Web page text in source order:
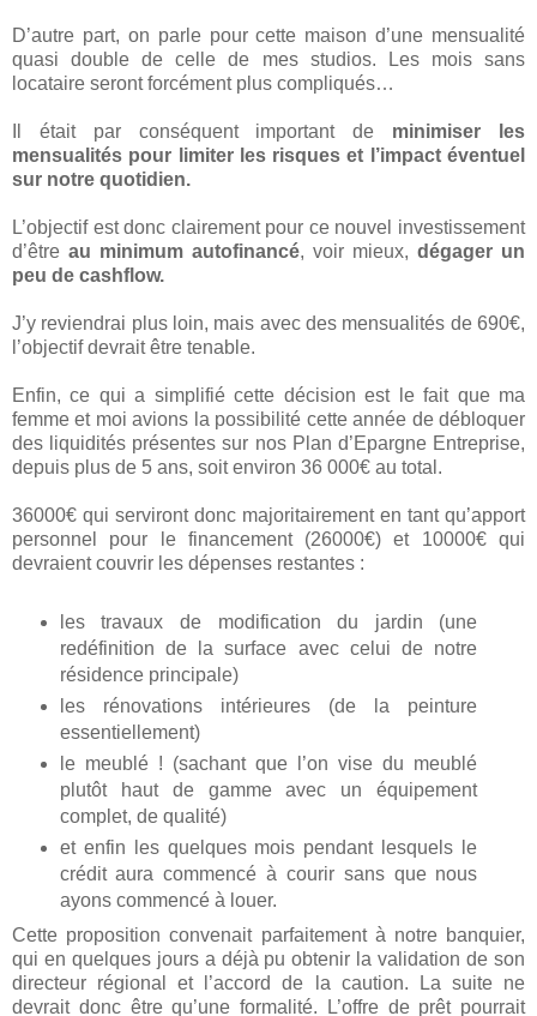
D’autre part, on parle pour cette maison d’une mensualité
quasi double de celle de mes studios. Les mois sans
locataire seront forcément plus compliqués…
Il était par conséquent important de minimiser les
mensualités pour limiter les risques et l’impact éventuel
sur notre quotidien.
L’objectif est donc clairement pour ce nouvel investissement
d’être au minimum autofinancé, voir mieux, dégager un
peu de cashflow.
J’y reviendrai plus loin, mais avec des mensualités de 690€,
l’objectif devrait être tenable.
Enfin, ce qui a simplifié cette décision est le fait que ma
femme et moi avions la possibilité cette année de débloquer
des liquidités présentes sur nos Plan d’Epargne Entreprise,
depuis plus de 5 ans, soit environ 36 000€ au total.
36000€ qui serviront donc majoritairement en tant qu’apport
personnel pour le financement (26000€) et 10000€ qui
devraient couvrir les dépenses restantes :
les travaux de modification du jardin (une
redéfinition de la surface avec celui de notre
résidence principale)
les rénovations intérieures (de la peinture
essentiellement)
le meublé ! (sachant que l’on vise du meublé
plutôt haut de gamme avec un équipement
complet, de qualité)
et enfin les quelques mois pendant lesquels le
crédit aura commencé à courir sans que nous
ayons commencé à louer.
Cette proposition convenait parfaitement à notre banquier,
qui en quelques jours a déjà pu obtenir la validation de son
directeur régional et l’accord de la caution. La suite ne
devrait donc être qu’une formalité. L’offre de prêt pourrait